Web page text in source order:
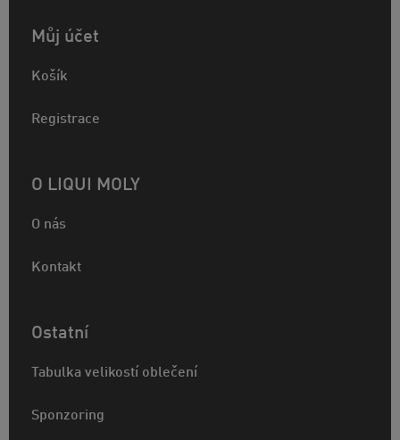
Můj účet
Košík
Registrace
O LIQUI MOLY
O nás
Kontakt
Ostatní
Tabulka velikostí oblečení
Sponzoring